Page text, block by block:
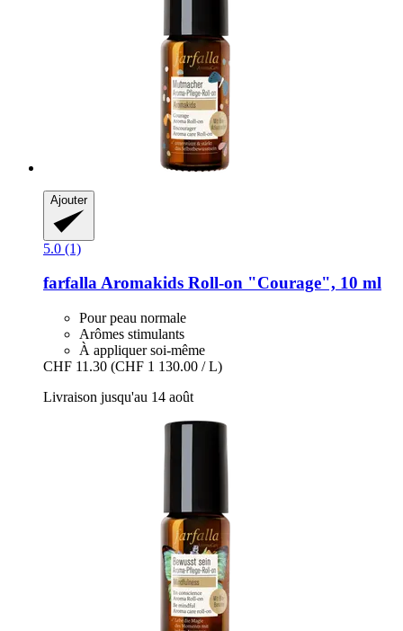
Ajouter
5.0 (1)
farfallaAromakids Roll-​on "Courage", 10 ml
Pour peau normale
Arômes stimulants
À appliquer soi-même
CHF 11.30 (CHF 1 130.00 / L)
Livraison jusqu'au 14 août